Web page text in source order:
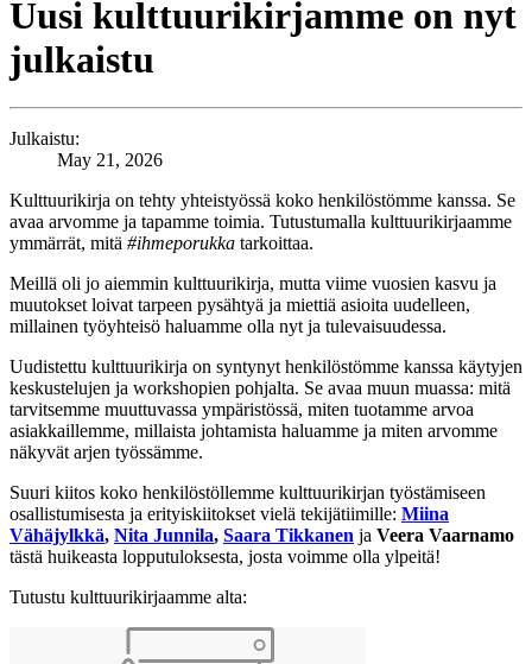
Uusi kulttuurikirjamme on nyt
julkaistu
Julkaistu:
May 21, 2026
Kulttuurikirja on tehty yhteistyössä koko henkilöstömme kanssa. Se
avaa arvomme ja tapamme toimia. Tutustumalla kulttuurikirjaamme
ymmärrät, mitä #ihmeporukka tarkoittaa.
Meillä oli jo aiemmin kulttuurikirja, mutta viime vuosien kasvu ja
muutokset loivat tarpeen pysähtyä ja miettiä asioita uudelleen,
millainen työyhteisö haluamme olla nyt ja tulevaisuudessa.
Uudistettu kulttuurikirja on syntynyt henkilöstömme kanssa käytyjen
keskustelujen ja workshopien pohjalta. Se avaa muun muassa: mitä
tarvitsemme muuttuvassa ympäristössä, miten tuotamme arvoa
asiakkaillemme, millaista johtamista haluamme ja miten arvomme
näkyvät arjen työssämme.
Suuri kiitos koko henkilöstöllemme kulttuurikirjan työstämiseen
osallistumisesta ja erityiskiitokset vielä tekijätiimille: Miina
Vähäjylkkä, Nita Junnila, Saara Tikkanen ja Veera Vaarnamo
tästä huikeasta lopputuloksesta, josta voimme olla ylpeitä!
Tutustu kulttuurikirjaamme alta: